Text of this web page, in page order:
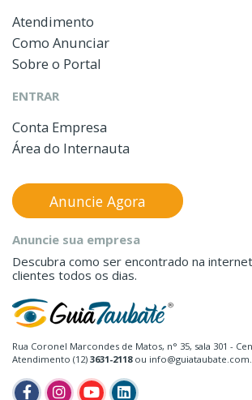
Atendimento
Como Anunciar
Sobre o Portal
ENTRAR
Conta Empresa
Área do Internauta
Rua Coronel Marcondes de Matos, n° 35, sala 301 -
Atendimento (12) 3631-2118ou
Anuncie sua empresa
Descubra como ser encontrado na
clientes todos os dias.
Anuncie Agora